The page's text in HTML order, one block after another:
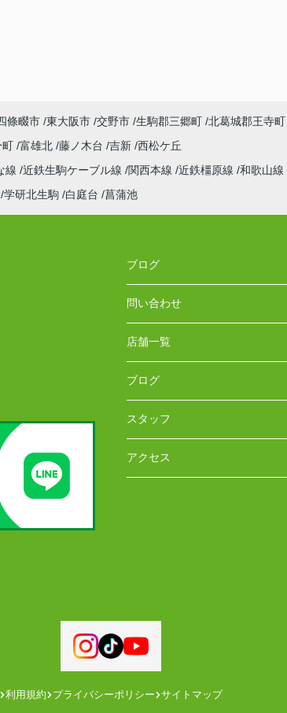
條畷市 東大阪市 交野市 生駒郡三郷町 北葛城郡王寺町
町 富雄北 藤ノ木台 吉新 西松ケ丘
線 近鉄生駒ケーブル線 関西本線 近鉄橿原線 和歌山線
学研北生駒 白庭台 菖蒲池
ブログ
問い合わせ
店舗一覧
ブログ
スタッフ
アクセス
利用規約 プライバシーポリシー サイトマップ